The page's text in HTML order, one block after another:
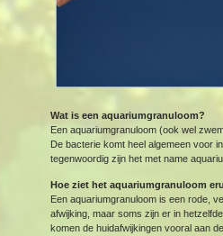
Wat is een aquariumgranuloom?
Een aquariumgranuloom (ook wel
De bacterie komt heel algemeen voor
tegenwoordig zijn het met name
Hoe ziet het aquariumgranuloom
Een aquariumgranuloom is een rode,
afwijking, maar soms zijn er in
komen de huidafwijkingen vooral aan